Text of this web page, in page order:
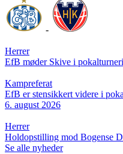
-
Herrer
EfB møder Skive i
Kampreferat
EfB er stensikkert videre i
6. august 2026
Herrer
Holdopstilling mod Bogense
Se alle nyheder